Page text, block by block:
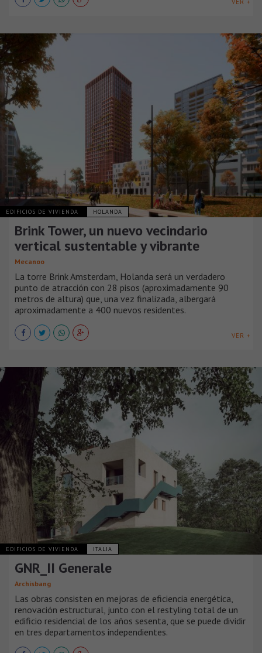
VER +
EDIFICIOS DE VIVIENDA HOLANDA
Brink Tower, un nuevo vecindario
vertical sustentable y vibrante
Mecanoo
La torre Brink Amsterdam, Holanda será un verdadero
punto de atracción con 28 pisos (aproximadamente 90
metros de altura) que, una vez finalizada, albergará
aproximadamente a 400 nuevos residentes.
VER +
EDIFICIOS DE VIVIENDA ITALIA
GNR_II Generale
Archisbang
Las obras consisten en mejoras de eficiencia energética,
renovación estructural, junto con el restyling total de un
edificio residencial de los años sesenta, que se puede dividir
en tres departamentos independientes.